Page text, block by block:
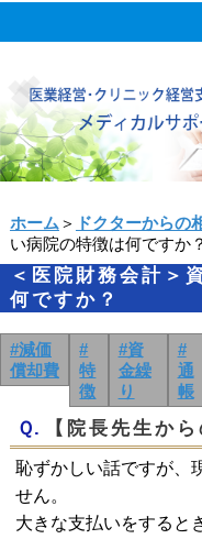
ホーム ＞ ドクターからの
い病院の特徴は何ですか？
＜医院財務会計＞
何ですか？
#減価
償却費
#
特
徴
#資
金繰
り
#
通
帳
Ｑ. 【院長先生か
恥ずかしい話ですが、
せん。
大きな支払いをすると